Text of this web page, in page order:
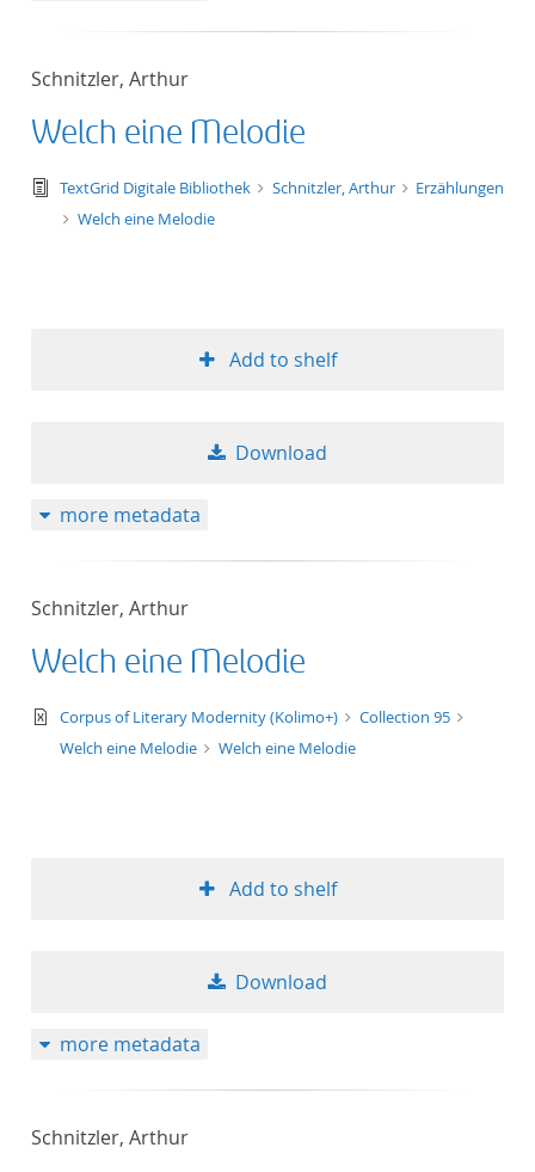
Schnitzler, Arthur
Welch eine Melodie
text/tg.edition+tg.aggregation+xml
TextGrid Digitale Bibliothek Schnitzler, Arthur
Erzählungen
Welch eine Melodie
Add to shelf
Download
more metadata
Schnitzler, Arthur
Welch eine Melodie
text/xml
Corpus of Literary Modernity (Kolimo+)
Collection 95
Welch eine Melodie
Welch eine Melodie
Add to shelf
Download
more metadata
Schnitzler, Arthur